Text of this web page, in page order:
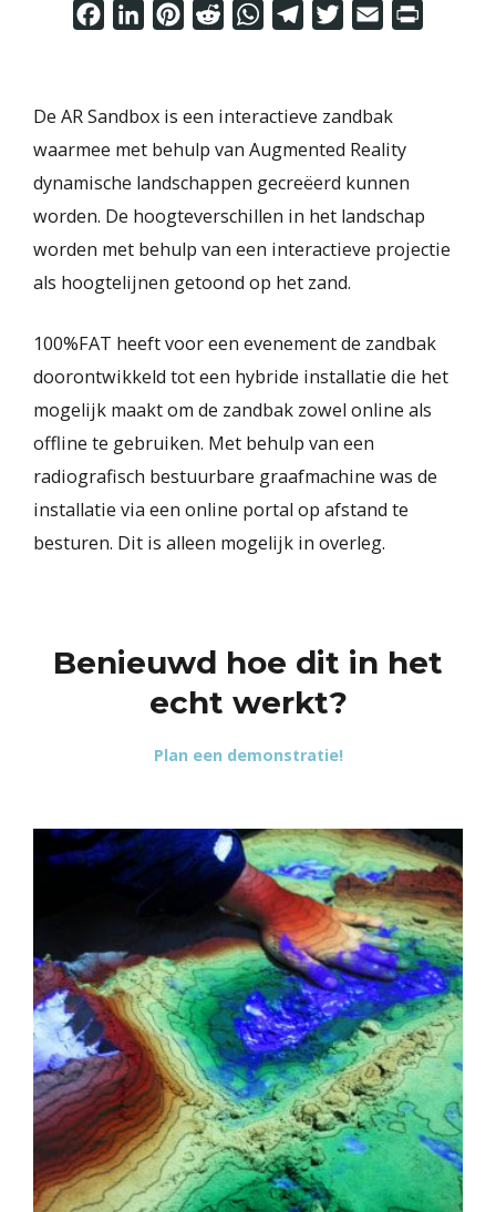
FacebookLinkedInPinterest
Reddit WhatsAppTelegramTwitterEmail
⁣De AR Sandbox is een interactieve zandbak
waarmee met behulp van Augmented Reality
dynamische landschappen gecreëerd kunnen
worden. De hoogteverschillen in het landschap
worden met behulp van een interactieve projectie
als hoogtelijnen getoond op het zand.⁣
100%FAT heeft voor een evenement de zandbak
doorontwikkeld tot een hybride installatie die het
mogelijk maakt om de zandbak zowel online als
offline te gebruiken. Met behulp van een
radiografisch bestuurbare graafmachine was de
installatie via een online portal op afstand te
besturen.⁣ Dit is alleen mogelijk in overleg.
Benieuwd hoe dit in het
echt werkt?
Plan een demonstratie!